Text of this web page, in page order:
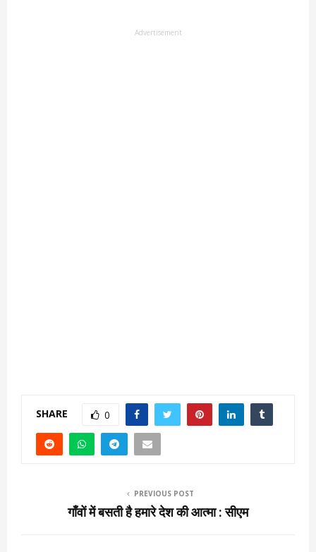
Advertisement
SHARE 0
PREVIOUS POST
गाँवों में बसती है हमारे देश की आत्मा : सीएम